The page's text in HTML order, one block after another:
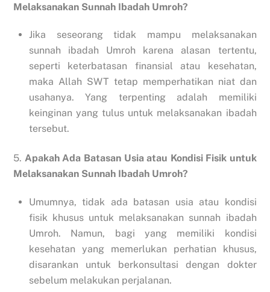
Melaksanakan Sunnah Ibadah Umroh?
Jika seseorang tidak mampu melaksanakan
sunnah ibadah Umroh karena alasan tertentu,
seperti keterbatasan finansial atau kesehatan,
maka Allah SWT tetap memperhatikan niat dan
usahanya. Yang terpenting adalah memiliki
keinginan yang tulus untuk melaksanakan ibadah
tersebut.
5. Apakah Ada Batasan Usia atau Kondisi Fisik untuk
Melaksanakan Sunnah Ibadah Umroh?
Umumnya, tidak ada batasan usia atau kondisi
fisik khusus untuk melaksanakan sunnah ibadah
Umroh. Namun, bagi yang memiliki kondisi
kesehatan yang memerlukan perhatian khusus,
disarankan untuk berkonsultasi dengan dokter
sebelum melakukan perjalanan.